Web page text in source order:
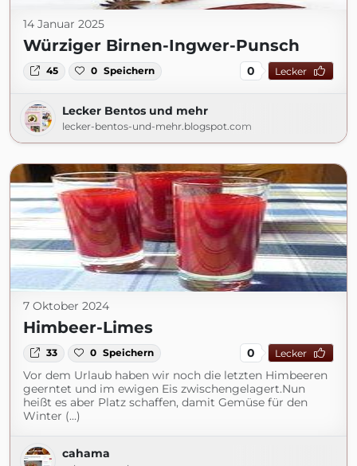
14 Januar 2025
Würziger Birnen-Ingwer-Punsch
45 0 Speichern 0 Lecker
Lecker Bentos und mehr
lecker-bentos-und-mehr.blogspot.com
7 Oktober 2024
Himbeer-Limes
33 0 Speichern 0 Lecker
Vor dem Urlaub haben wir noch die letzten Himbeeren
geerntet und im ewigen Eis zwischengelagert.Nun
heißt es aber Platz schaffen, damit Gemüse für den
Winter (...)
cahama